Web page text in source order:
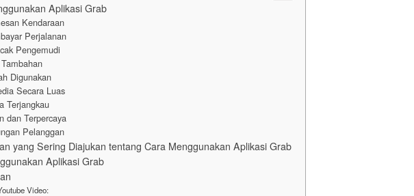
Aplikasi Grab
Kendaraan
Perjalanan
Pengemudi
Digunakan
Secara Luas
Terjangkau
dan Terpercaya
Pelanggan
yang Sering Diajukan tentang Cara Menggunakan Aplikasi Grab
Aplikasi Grab
Video: